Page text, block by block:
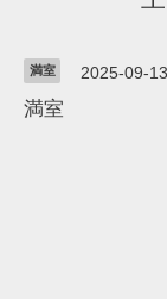
満室 2025-09-
満室